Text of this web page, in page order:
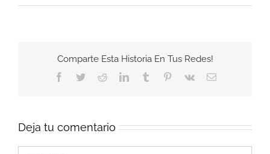
Comparte Esta Historia En Tus Redes!
Facebook
TwitterRedditLinkedInTumblr Pinterest
Vk
Correo
Deja tu comentario